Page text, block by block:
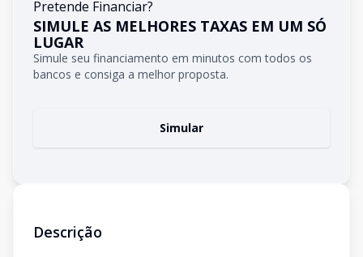
Pretende Financiar?
SIMULE AS MELHORES TAXAS EM UM SÓ
LUGAR
Simule seu financiamento em minutos com todos os
bancos e consiga a melhor proposta.
Simular
Descrição